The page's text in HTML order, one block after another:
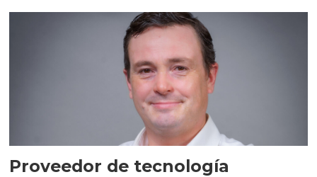
Proveedor de tecnología